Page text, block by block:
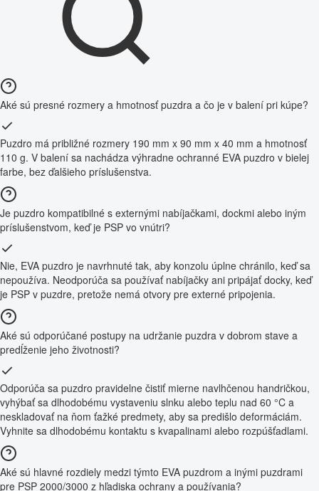
Aké sú presné rozmery a hmotnosť puzdra a čo je v balení pri kúpe?
Puzdro má približné rozmery 190 mm x 90 mm x 40 mm a hmotnosť
110 g. V balení sa nachádza výhradne ochranné EVA puzdro v bielej
farbe, bez ďalšieho príslušenstva.
Je puzdro kompatibilné s externými nabíjačkami, dockmi alebo iným
príslušenstvom, keď je PSP vo vnútri?
Nie, EVA puzdro je navrhnuté tak, aby konzolu úplne chránilo, keď sa
nepoužíva. Neodporúča sa používať nabíjačky ani pripájať docky, keď
je PSP v puzdre, pretože nemá otvory pre externé pripojenia.
Aké sú odporúčané postupy na udržanie puzdra v dobrom stave a
predĺženie jeho životnosti?
Odporúča sa puzdro pravidelne čistiť mierne navlhčenou handričkou,
vyhýbať sa dlhodobému vystaveniu slnku alebo teplu nad 60 °C a
neskladovať na ňom ťažké predmety, aby sa predišlo deformáciám.
Vyhnite sa dlhodobému kontaktu s kvapalinami alebo rozpúšťadlami.
Aké sú hlavné rozdiely medzi týmto EVA puzdrom a inými puzdrami
pre PSP 2000/3000 z hľadiska ochrany a používania?